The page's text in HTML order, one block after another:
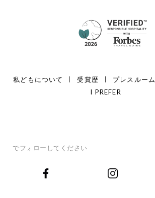
私どもについて 受賞歴 プレスルーム
I PREFER
でフォローしてください